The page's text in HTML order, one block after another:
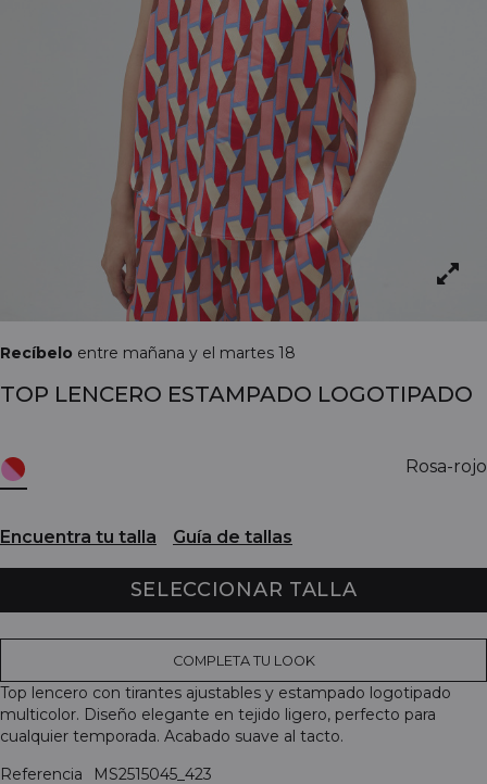
Recíbelo entre mañana y el martes 18
TOP LENCERO ESTAMPADO LOGOTIPADO
Rosa-rojo
Encuentra tu talla Guía de tallas
SELECCIONAR TALLA
COMPLETA TU LOOK
Top lencero con tirantes ajustables y estampado logotipado
multicolor. Diseño elegante en tejido ligero, perfecto para
cualquier temporada. Acabado suave al tacto.
Referencia
MS2515045_423